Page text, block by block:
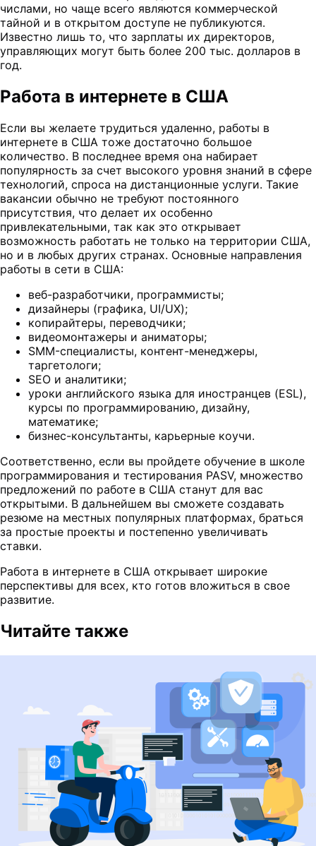
числами, но чаще всего являются коммерческой
тайной и в открытом доступе не публикуются.
Известно лишь то, что зарплаты их директоров,
управляющих могут быть более 200 тыс. долларов в
год.
Работа в интернете в США
Если вы желаете трудиться удаленно, работы в
интернете в США тоже достаточно большое
количество. В последнее время она набирает
популярность за счет высокого уровня знаний в сфере
технологий, спроса на дистанционные услуги. Такие
вакансии обычно не требуют постоянного
присутствия, что делает их особенно
привлекательными, так как это открывает
возможность работать не только на территории США,
но и в любых других странах. Основные направления
работы в сети в США:
веб-разработчики, программисты;
дизайнеры (графика, UI/UX);
копирайтеры, переводчики;
видеомонтажеры и аниматоры;
SMM-специалисты, контент-менеджеры,
таргетологи;
SEO и аналитики;
уроки английского языка для иностранцев (ESL),
курсы по программированию, дизайну,
математике;
бизнес-консультанты, карьерные коучи.
Соответственно, если вы пройдете обучение в школе
программирования и тестирования PASV, множество
предложений по работе в США станут для вас
открытыми. В дальнейшем вы сможете создавать
резюме на местных популярных платформах, браться
за простые проекты и постепенно увеличивать
ставки.
Работа в интернете в США открывает широкие
перспективы для всех, кто готов вложиться в свое
развитие.
Читайте также